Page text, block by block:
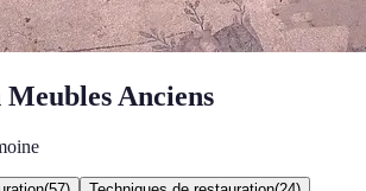
Anciens